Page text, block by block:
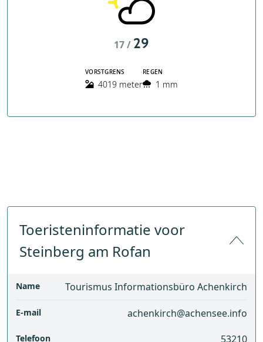
17 / 29
VORSTGRENS
4019 meter
REGEN
1 mm
Toeristeninformatie voor
Steinberg am Rofan
Name Tourismus Informationsbüro Achenkirch
E-mail achenkirch@achensee.info
Telefoon 53210